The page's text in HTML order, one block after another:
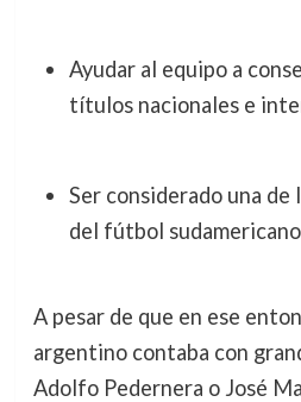
Ayudar al equipo a
títulos nacionales e
Ser considerado una de
del fútbol
A pesar de que en ese
argentino contaba con
Adolfo Pedernera o José